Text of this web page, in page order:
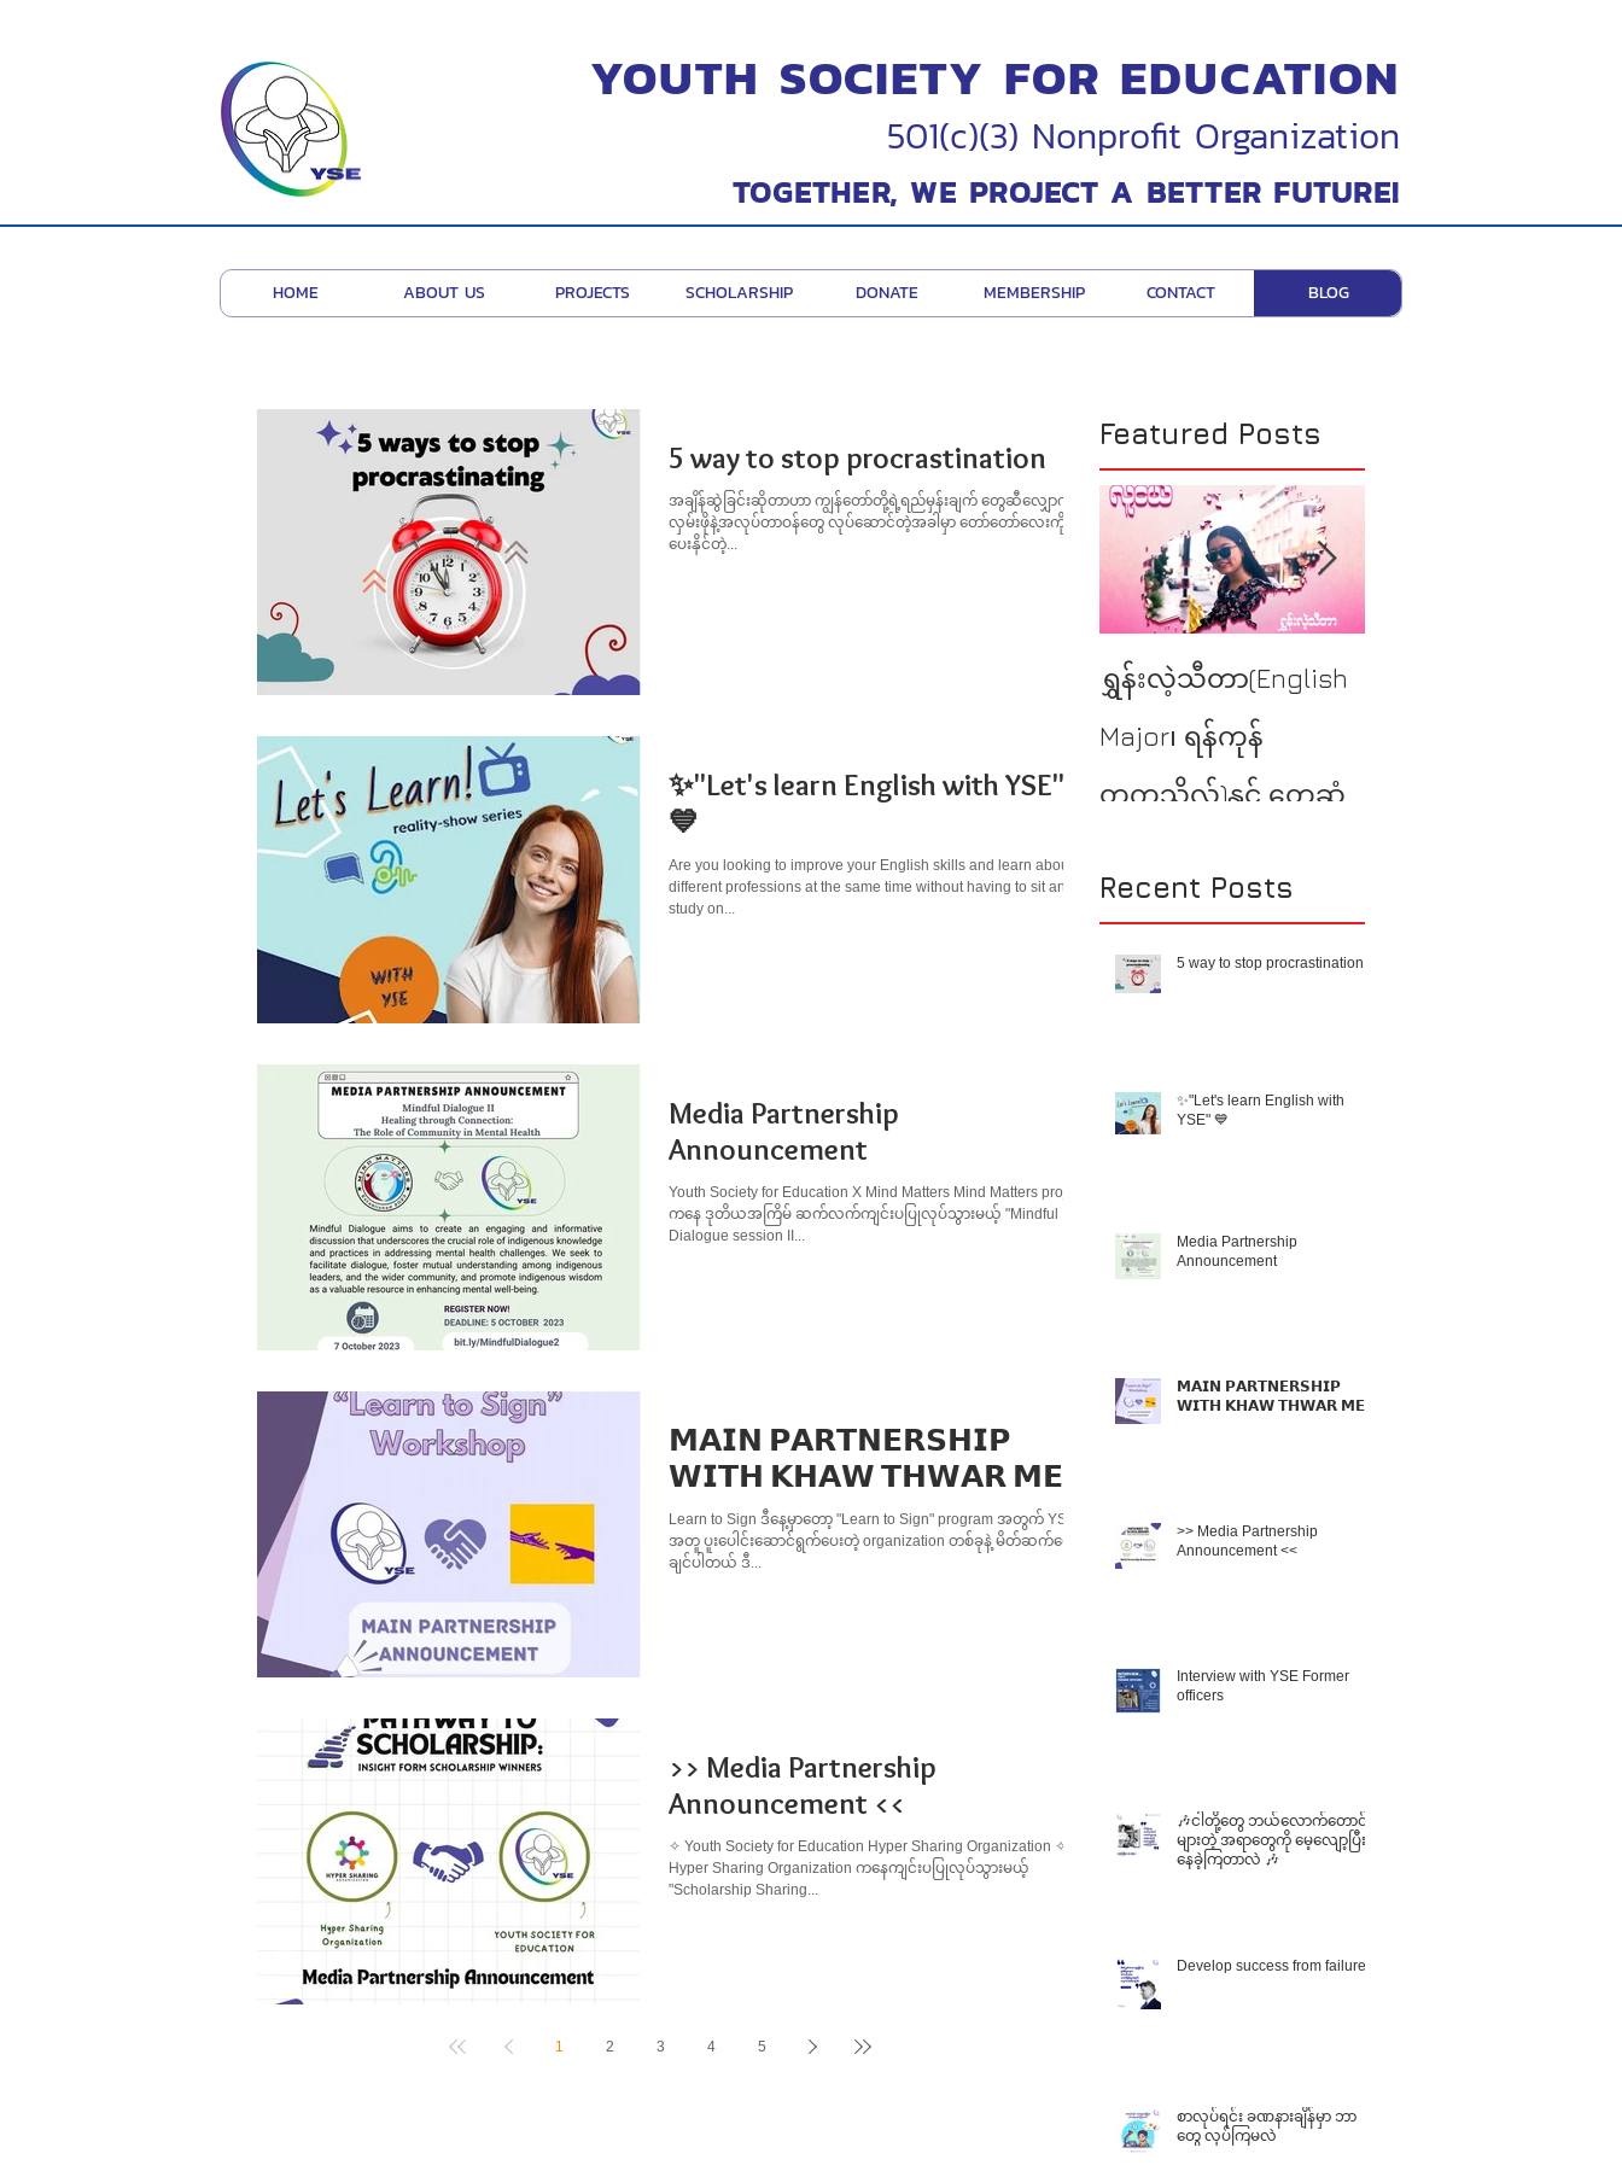
YOUTH SOCIETY FOR EDUCATION
501(c)(3) Nonprofit Organization
TOGETHER, WE PROJECT A BETTER FUTURE!
5 way to stop procrastination
အချိန်ဆွဲခြင်းဆိုတာဟာ ကျွန်တော်တို့ရဲ့ရည်မှန်းချက် တွေဆီလျှောက်
လှမ်းဖိုနဲ့အလုပ်တာဝန်တွေ လုပ်ဆောင်တဲ့အခါမှာ တော်တော်လေးကိုဒုက္ခ
ပေးနိုင်တဲ့...
✨"Let's learn English with YSE"
💙
Are you looking to improve your English skills and learn about
different professions at the same time without having to sit and
study on...
Media Partnership
Announcement
Youth Society for Education X Mind Matters Mind Matters project
ကနေ ဒုတိယအကြိမ် ဆက်လက်ကျင်းပပြုလုပ်သွားမယ့် "Mindful
Dialogue session II...
𝗠𝗔𝗜𝗡 𝗣𝗔𝗥𝗧𝗡𝗘𝗥𝗦𝗛𝗜𝗣
𝗪𝗜𝗧𝗛 𝗞𝗛𝗔𝗪 𝗧𝗛𝗪𝗔𝗥 𝗠𝗘𝗟
Learn to Sign ဒီနေ့မှာတော့ "Learn to Sign" program အတွက် YSE နဲ့
အတူ ပူးပေါင်းဆောင်ရွက်ပေးတဲ့ organization တစ်ခုနဲ့ မိတ်ဆက်ပေး
ချင်ပါတယ် ဒီ...
>> Media Partnership
Announcement <<
✧ Youth Society for Education Hyper Sharing Organization ✧
Hyper Sharing Organization ကနေကျင်းပပြုလုပ်သွားမယ့်
"Scholarship Sharing...
1 2 3 4 5
Featured Posts
ရွှန်းလဲ့သီတာ(English
Major၊ ရန်ကုန်
တက္ကသိုလ်)နှင့် တွေ့ဆုံ
Recent Posts
5 way to stop procrastination
✨"Let's learn English with
YSE" 💙
Media Partnership
Announcement
𝗠𝗔𝗜𝗡 𝗣𝗔𝗥𝗧𝗡𝗘𝗥𝗦𝗛𝗜𝗣
𝗪𝗜𝗧𝗛 𝗞𝗛𝗔𝗪 𝗧𝗛𝗪𝗔𝗥 𝗠𝗘𝗟
>> Media Partnership
Announcement <<
Interview with YSE Former
officers
🎶ငါတို့တွေ ဘယ်လောက်တောင်
များတဲ့ အရာတွေကို မေ့လျော့ပြီး
နေခဲ့ကြတာလဲ 🎶
Develop success from failures
စာလုပ်ရင်း ခဏနားချိန်မှာ ဘာ
တွေ လုပ်ကြမလဲ
HOME ABOUT US PROJECTS SCHOLARSHIP DONATE MEMBERSHIP CONTACT BLOG